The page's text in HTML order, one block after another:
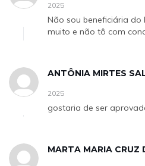
2025
Não sou beneficiária
muito e não tô com
ANTÔNIA MIRTES
2025
gostaria de ser
MARTA MARIA CRUZ